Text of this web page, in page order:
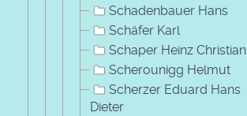
Schadenbauer Hans
Schäfer Karl
Schaper Heinz Christian
Scherounigg Helmut
Scherzer Eduard Hans
Dieter